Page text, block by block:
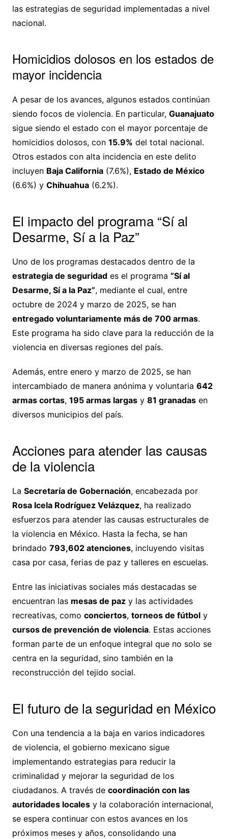
las estrategias de seguridad implementadas a nivel
nacional.
Homicidios dolosos en los estados de
mayor incidencia
A pesar de los avances, algunos estados continúan
siendo focos de violencia. En particular, Guanajuato
sigue siendo el estado con el mayor porcentaje de
homicidios dolosos, con 15.9% del total nacional.
Otros estados con alta incidencia en este delito
incluyen Baja California(7.6%), Estado de México
(6.6%) y Chihuahua(6.2%).
El impacto del programa “Sí al
Desarme, Sí a la Paz”
Uno de los programas destacados dentro de la
estrategia de seguridades el programa “Sí al
Desarme, Sí a la Paz”, mediante el cual, entre
octubre de 2024 y marzo de 2025, se han
entregado voluntariamente más de 700 armas.
Este programa ha sido clave para la reducción de la
violencia en diversas regiones del país.
Además, entre enero y marzo de 2025, se han
intercambiado de manera anónima y voluntaria 642
armas cortas, 195 armas largasy 81 granadasen
diversos municipios del país.
Acciones para atender las causas
de la violencia
La Secretaría de Gobernación, encabezada por
Rosa Icela Rodríguez Velázquez, ha realizado
esfuerzos para atender las causas estructurales de
la violencia en México. Hasta la fecha, se han
brindado 793,602 atenciones, incluyendo visitas
casa por casa, ferias de paz y talleres en escuelas.
Entre las iniciativas sociales más destacadas se
encuentran las mesas de pazy las actividades
recreativas, como conciertos, torneos de fútboly
cursos de prevención de violencia. Estas acciones
forman parte de un enfoque integral que no solo se
centra en la seguridad, sino también en la
reconstrucción del tejido social.
El futuro de la seguridad en México
Con una tendencia a la baja en varios indicadores
de violencia, el gobierno mexicano sigue
implementando estrategias para reducir la
criminalidad y mejorar la seguridad de los
ciudadanos. A través de coordinación con las
autoridades localesy la colaboración internacional,
se espera continuar con estos avances en los
próximos meses y años, consolidando una